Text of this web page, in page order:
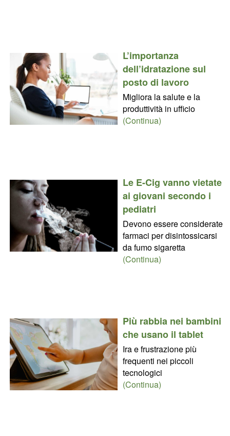
L’importanza
dell’idratazione sul
posto di lavoro
Migliora la salute e la
produttività in ufficio
(Continua)
Le E-Cig vanno vietate
ai giovani secondo i
pediatri
Devono essere considerate
farmaci per disintossicarsi
da fumo sigaretta
(Continua)
Più rabbia nei bambini
che usano il tablet
Ira e frustrazione più
frequenti nei piccoli
tecnologici
(Continua)